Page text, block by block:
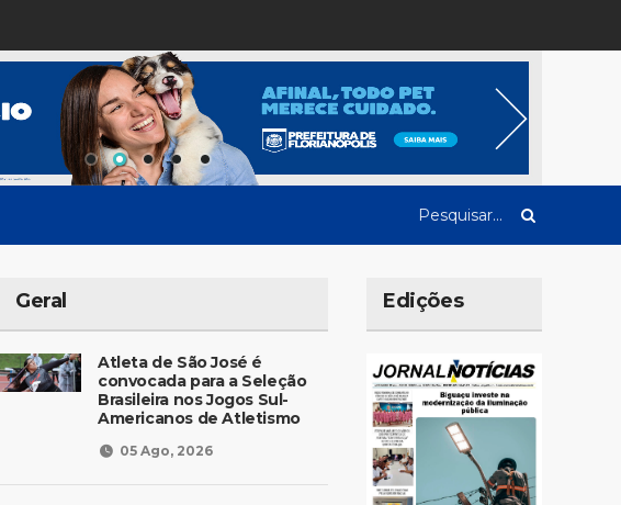
Geral
Atleta de São José é
convocada para a Seleção
Brasileira nos Jogos Sul-
Americanos de Atletismo
05 Ago, 2026
Edições